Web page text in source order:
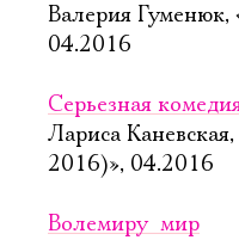
Валерия Гуменюк,
04.2016
Серьезная
Лариса
2016)», 04.2016
Волемиру  мир